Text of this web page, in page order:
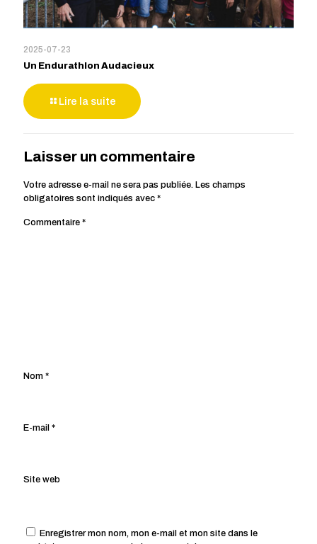
2025-07-23
Un Endurathlon Audacieux
Lire la suite
Laisser un commentaire
Votre adresse e-mail ne sera pas publiée. Les champs
obligatoires sont indiqués avec *
Commentaire *
Nom *
E-mail *
Site web
Enregistrer mon nom, mon e-mail et mon site dans le